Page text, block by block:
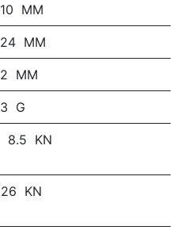
10 MM
24 MM
2 MM
3 G
8.5 KN
26 KN